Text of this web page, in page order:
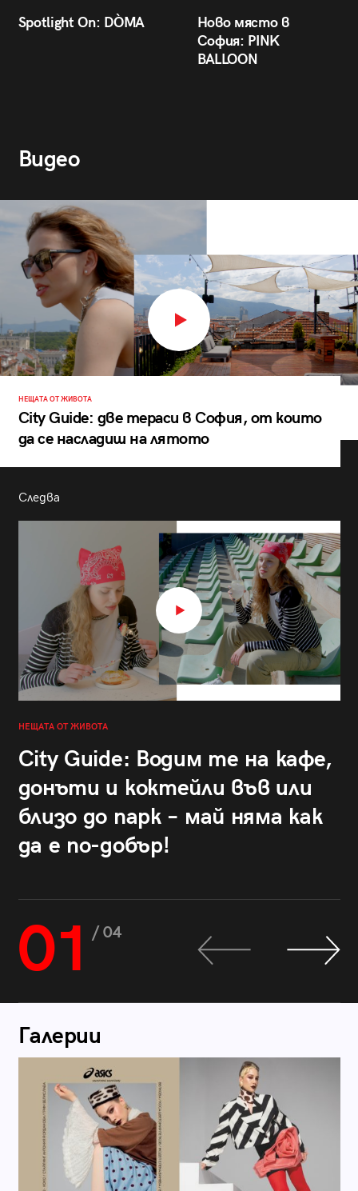
Spotlight On: DÒMA
Ново място в
София: PINK
BALLOON
Видео
НЕЩАТА ОТ ЖИВОТА
City Guide: две тераси в София, от които
да се насладиш на лятото
Следва
НЕЩАТА ОТ ЖИВОТА
City Guide: Водим те на кафе,
донъти и коктейли във или
близо до парк – май няма как
да е по-добър!
01 / 04
Галерии